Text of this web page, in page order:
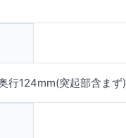
行124mm(突起部含まず)